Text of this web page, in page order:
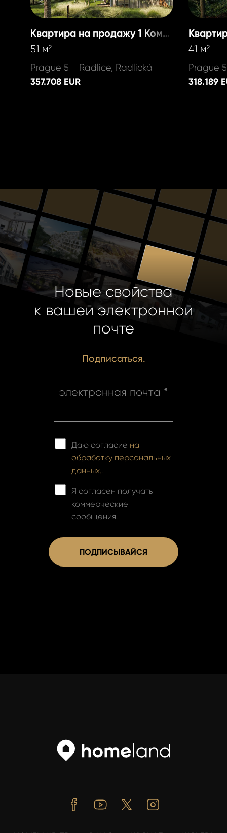
Квартира на продажу 1 Комната
51 м2
Prague 5 - Radlice, Radlická
357.708 EUR
41 м2
Prague
318.189
Новые свойства
к вашей электронной
почте
Подписаться.
электронная почта *
Даю согласие на
обработку персональных
данных..
Я согласен получать
коммерческие
сообщения.
ПОДПИСЫВАЙСЯ
FacebookYoutube Twitter